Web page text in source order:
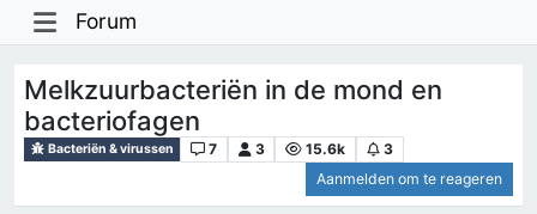
Forum
Melkzuurbacteriën in de mond en
bacteriofagen
Bacteriën & virussen 7 3 15.6k
3
Aanmelden om te reageren